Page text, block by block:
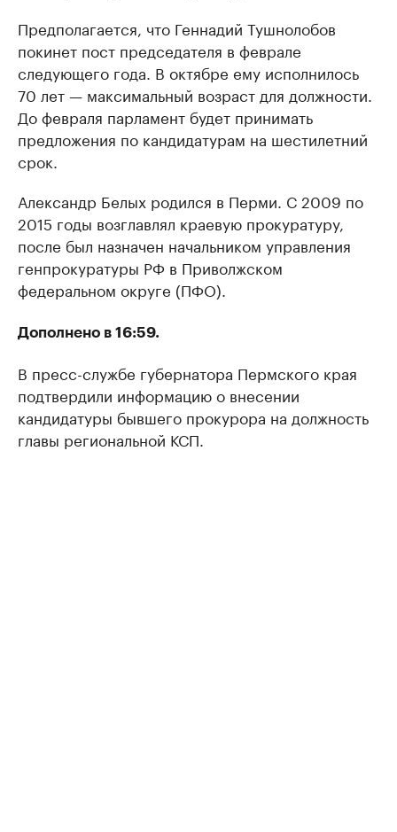
Предполагается, что Геннадий Тушнолобов
покинет пост председателя в феврале
следующего года. В октябре ему исполнилось
70 лет — максимальный возраст для должности.
До февраля парламент будет принимать
предложения по кандидатурам на шестилетний
срок.
Александр Белых родился в Перми. С 2009 по
2015 годы возглавлял краевую прокуратуру,
после был назначен начальником управления
генпрокуратуры РФ в Приволжском
федеральном округе (ПФО).
Дополнено в 16:59.
В пресс-службе губернатора Пермского края
подтвердили информацию о внесении
кандидатуры бывшего прокурора на должность
главы региональной КСП.